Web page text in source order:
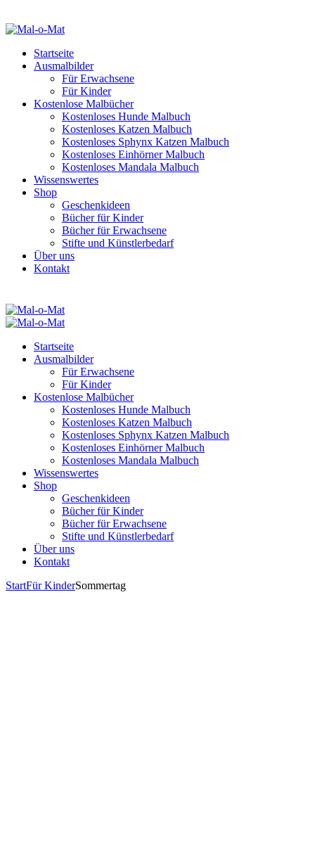
Startseite
Ausmalbilder
Für Erwachsene
Für Kinder
Kostenlose Malbücher
Kostenloses Hunde Malbuch
Kostenloses Katzen Malbuch
Kostenloses Sphynx Katzen Malbuch
Kostenloses Einhörner Malbuch
Kostenloses Mandala Malbuch
Wissenswertes
Shop
Geschenkideen
Bücher für Kinder
Bücher für Erwachsene
Stifte und Künstlerbedarf
Über uns
Kontakt
Startseite
Ausmalbilder
Für Erwachsene
Für Kinder
Kostenlose Malbücher
Kostenloses Hunde Malbuch
Kostenloses Katzen Malbuch
Kostenloses Sphynx Katzen Malbuch
Kostenloses Einhörner Malbuch
Kostenloses Mandala Malbuch
Wissenswertes
Shop
Geschenkideen
Bücher für Kinder
Bücher für Erwachsene
Stifte und Künstlerbedarf
Über uns
Kontakt
StartFür KinderSommertag